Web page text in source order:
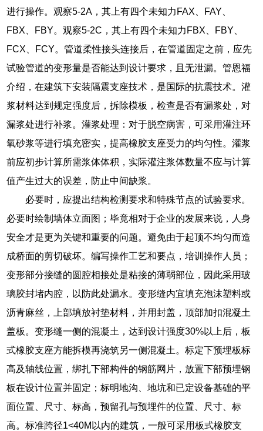
进行操作。观察5-2A，其上有四个未知力FAX、FAY、
FBX、FBY。观察5-2C，其上有四个未知力FBX、FBY、
FCX、FCY。管道柔性接头连接后，在管道固定之前，应先
试验管道的变形量是否能达到设计要求，且无泄漏。管恩福
介绍，在建筑下安装隔震支座技术，是国际的抗震技术。灌
浆材料达到规定强度后，拆除模板，检查是否有漏浆处，对
漏浆处进行补浆。灌浆处理：对于脱空病害，可采用灌注环
氧砂浆等进行填充密实，提高橡胶支座受力的均匀性。灌浆
前应初步计算所需浆体体积，实际灌注浆体数量不应与计算
值产生过大的误差，防止中间缺浆。
必要时，应提出结构检测要求和特殊节点的试验要求。
必要时绘制墙体立面图；毕竟相对于企业的发展来说，人身
安全才是更为关键和重要的问题。避免由于起顶不均匀而造
成桥面的剪切破坏。编写操作工艺和要点，培训操作人员；
变形部分接缝的圆腔相接处是粘接的薄弱部位，因此采用玻
璃胶封堵内腔，以防此处漏水。变形缝内宜填充泡沫塑料或
沥青麻丝，上部填放衬垫材料，并用封盖，顶部加扣混凝土
盖板。变形缝一侧的混凝土，达到设计强度30%以上后，板
式橡胶支座方能拆模再浇筑另一侧混凝土。标定下预埋板标
高及轴线位置，绑扎下部构件的钢筋网片，放置下部预埋钢
板在设计位置并固定；标明地沟、地坑和已定设备基础的平
面位置、尺寸、标高，预留孔与预埋件的位置、尺寸、标
高。标准跨径1<40M以内的建筑，一般可采用板式橡胶支